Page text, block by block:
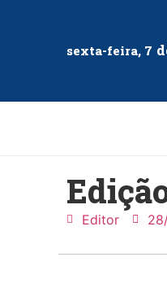
sexta-feira, 7
Editor